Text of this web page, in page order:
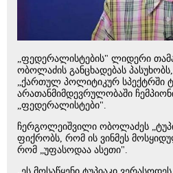
„ფედერალისტების" ლიდერი
ობოლაძის განცხადებას
„ქართულ პოლიტიკურ სპექტრში
არათანმიმდევრულობაში
„ფედერალისტები".
ჩერგოლეიშვილი ობოლაძეს
ფიქრობს, რომ ის ვინმეს
რომ „უფასოდაა ასეთი".